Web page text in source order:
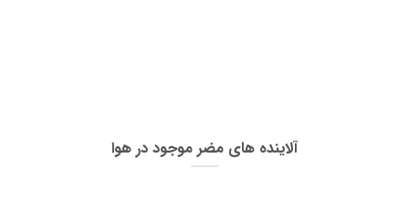
آلاینده های مضر موجود در هوا